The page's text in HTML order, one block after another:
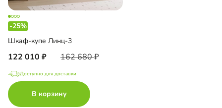
-25%
Шкаф-купе Линц-3
122 010 162 680
Доступно для доставки
В корзину